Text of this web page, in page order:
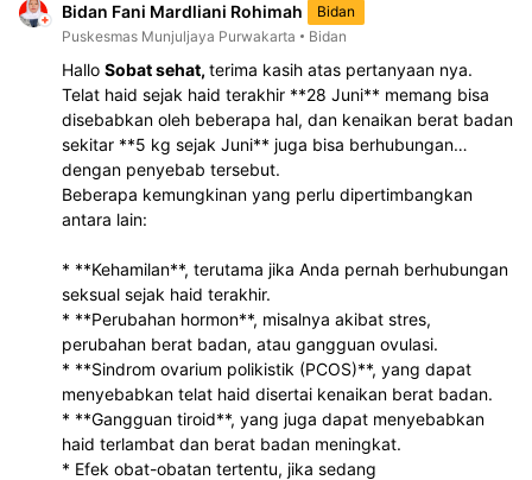
Bidan Fani Mardliani Rohimah
Bidan
Puskesmas Munjuljaya Purwakarta
Bidan
Hallo Sobat sehat, terima kasih atas pertanyaan nya.
Telat haid sejak haid terakhir **28 Juni** memang bisa
disebabkan oleh beberapa hal, dan kenaikan berat badan
sekitar **5 kg sejak Juni** juga bisa berhubungan
dengan penyebab tersebut.
Beberapa kemungkinan yang perlu dipertimbangkan
antara lain:
* **Kehamilan**, terutama jika Anda pernah berhubungan
seksual sejak haid terakhir.
* **Perubahan hormon**, misalnya akibat stres,
perubahan berat badan, atau gangguan ovulasi.
* **Sindrom ovarium polikistik (PCOS)**, yang dapat
menyebabkan telat haid disertai kenaikan berat badan.
* **Gangguan tiroid**, yang juga dapat menyebabkan
haid terlambat dan berat badan meningkat.
* Efek obat-obatan tertentu, jika sedang